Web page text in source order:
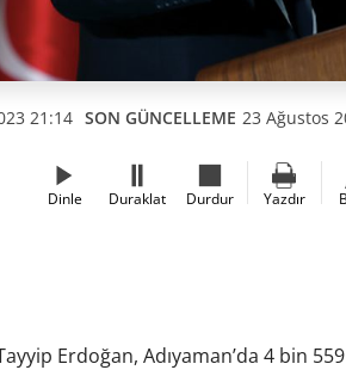
21:14 SON GÜNCELLEME 23 Ağustos
Dinle Duraklat Durdur Yazdır
Erdoğan, Adıyaman’da 4 bin